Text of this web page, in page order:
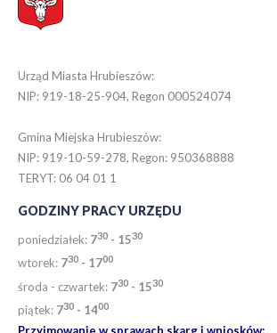
Urząd Miasta Hrubieszów:
NIP: 919-18-25-904, Regon 000524074
Gmina Miejska Hrubieszów:
NIP: 919-10-59-278, Regon: 950368888
TERYT: 06 04 01 1
GODZINY PRACY URZĘDU
poniedziałek: 730 - 1530
wtorek: 730 - 1700
środa - czwartek: 730 - 1530
piątek: 730 - 1400